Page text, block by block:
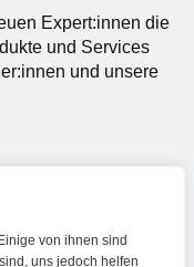
von ihnen sind
uns jedoch helfen
Expert:innen die
und Services
und unsere